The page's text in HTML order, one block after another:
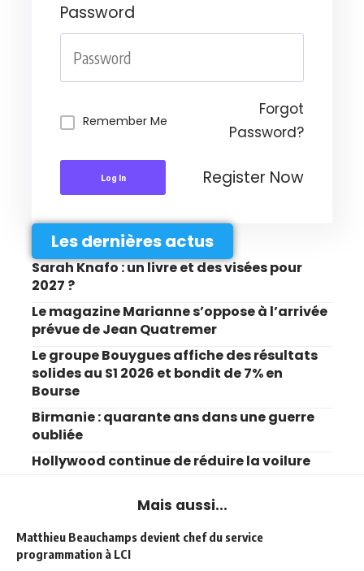
Password
Remember Me
Forgot
Password?
Log In Register Now
Les dernières actus
Sarah Knafo : un livre et des visées pour
2027 ?
Le magazine Marianne s’oppose à l’arrivée
prévue de Jean Quatremer
Le groupe Bouygues affiche des résultats
solides au S1 2026 et bondit de 7% en
Bourse
Birmanie : quarante ans dans une guerre
oubliée
Hollywood continue de réduire la voilure
Mais aussi...
Matthieu Beauchamps devient chef du service
programmation à LCI